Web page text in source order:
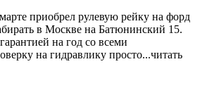
приобрел рулевую рейку на форд
в Москве на Батюнинский 15.
на год со всеми
на гидравлику просто...читать